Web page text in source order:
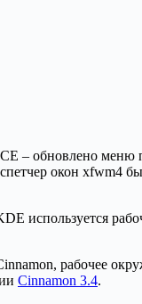
– обновлено меню
окон xfwm4
используется
рабочее
Cinnamon 3.4.